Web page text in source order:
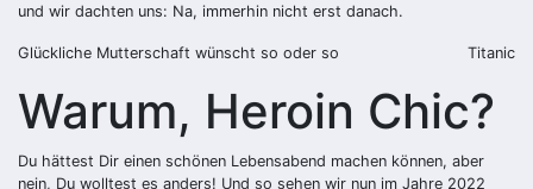
und wir dachten uns: Na, immerhin nicht erst danach.
Glückliche Mutterschaft wünscht so oder so Titanic
Warum, Heroin Chic?
Du hättest Dir einen schönen Lebensabend machen können, aber
nein, Du wolltest es anders! Und so sehen wir nun im Jahre 2022